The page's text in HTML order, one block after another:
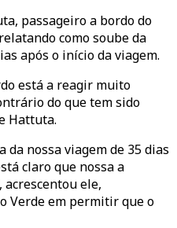
passageiro a bordo do
como soube da
após o início da viagem.
está a reagir muito
do que tem sido
Hattuta.
nossa viagem de 35 dias
claro que nossa a
ele,
Verde em permitir que o